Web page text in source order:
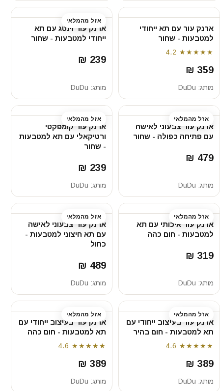
ארנק עור עם תא ייחודי
למטבעות - שחור
★★★★★
4.2
359 ₪
מותג: DuDu
אזל מהמלאי
ארנק עור וינטג עם תא
ייחודי למטבעות - שחור
239 ₪
מותג: DuDu
אזל מהמלאי
ארנק עור צבעוני לאישה
עם פתיחה כפולה - שחור
479 ₪
מותג: DuDu
אזל מהמלאי
ארנק עור קומפקטי
ורטיקאלי עם תא למטבעות
- שחור
239 ₪
מותג: DuDu
אזל מהמלאי
ארנק עור איכותי עם תא
למטבעות - חום כהה
319 ₪
מותג: DuDu
אזל מהמלאי
ארנק עור צבעוני לאישה
עם תא חיצוני למטבעות -
כחול
489 ₪
מותג: DuDu
אזל מהמלאי
ארנק עור בעיצוב ייחודי עם
תא למטבעות - חום בהיר
★★★★★
4.6
389 ₪
מותג: DuDu
אזל מהמלאי
ארנק עור בעיצוב ייחודי עם
תא למטבעות - חום כהה
★★★★★
4.6
389 ₪
מותג: DuDu